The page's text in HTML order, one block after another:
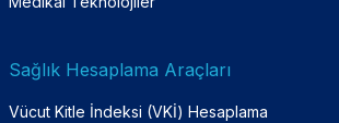
Sağlık Hesaplama Araçları
Vücut Kitle İndeksi (VKİ) Hesaplama